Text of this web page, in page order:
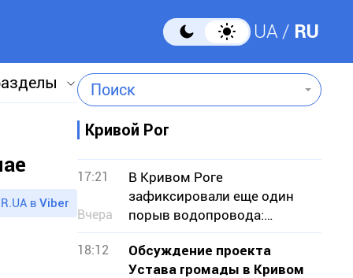
UA RU
Поиск
в Viber
Кривой Рог
17:21
Вчера
В Кривом Роге
зафиксировали еще один
порыв водопровода:
подтопило земельные
участки
18:12
Обсуждение проекта
Устава громады в Кривом